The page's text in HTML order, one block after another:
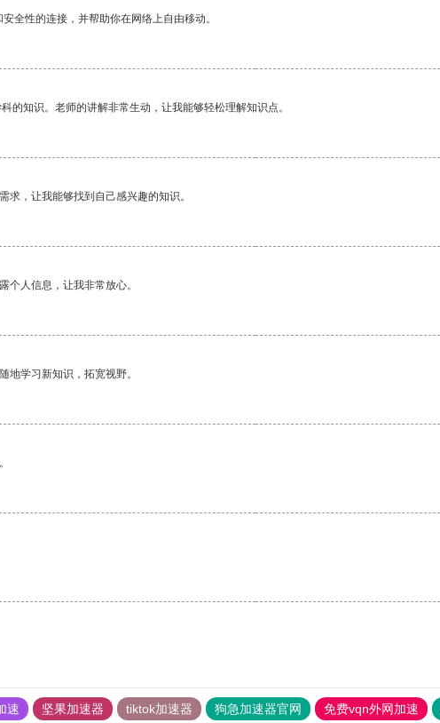
全性的连接，并帮助你在网络上自由移动。
的知识。老师的讲解非常生动，让我能够轻松理解知识点。
，让我能够找到自己感兴趣的知识。
个人信息，让我非常放心。
地学习新知识，拓宽视野。
速 坚果加速器 tiktok加速器 狗急加速器官网 免费vqn外网加速